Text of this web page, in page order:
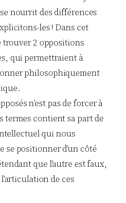
nourrit des différences
les ! Dans cet
trouver 2 oppositions
qui permettraient à
philosophiquement
n’est pas de forcer à
termes contient sa part de
qui nous
se positionner d’un côté
que l’autre est faux,
de ces